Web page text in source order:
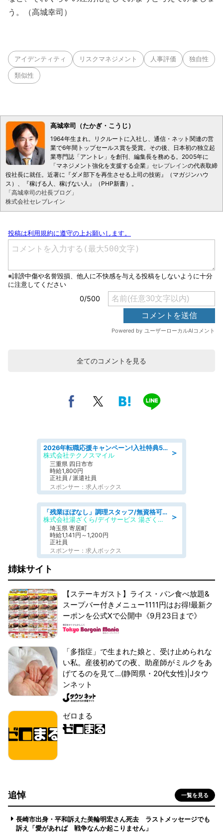
う。（高城幸司）
アイデンティティ リスクマネジメント 人事評価 独自性
類似性
高城幸司（たかぎ・こうじ）
1964年生まれ。リクルートに入社し、通信・ネット関連の営
業で6年間トップセールス賞を受賞。その後、日本初の独立起
業専門誌「アントレ」を創刊、編集長を務める。2005年に
「マネジメント強化を支援する企業」 セレブレインの代表取締
役社長に就任。近著に『ダメ部下を再生させる上司の技術』（マガジンハウ
ス）、『稼げる人、稼げない人』（PHP新書）。
「高城幸司の社長ブログ」
株式会社セレブレイン
全てのコメントを見る
＞
2026年転職応援キャンペーン!入社特典58万円/デンソーで働こう!自動車工場で小型部品の検査業務 denso aichi
株式会社テクノスマイル
三重県 四日市市
時給1,800円
正社員 / 派遣社員
スポンサー：求人ボックス
＞
「残業ほぼなし」調理スタッフ/無資格可/正職員/日勤のみ/デイサービス/社会保障完備
株式会社湯ざくら/デイサービス 湯ざくらケアリゾート
埼玉県 寄居町
時給1,141円～1,200円
正社員
スポンサー：求人ボックス
姉妹サイト
【ステーキガスト】ライス・パン食べ放題&
スープバー付きメニュー1111円はお得!最新ク
ーポンを公式Xで公開中《9月23日まで》
「多指症」で生まれた娘と、受け止められな
い私。産後初めての夜、助産師がミルクをあ
げてるのを見て...(静岡県・20代女性)|Jタウ
ンネット
ゼロまる
追悼 一覧を見る
長崎市出身・平和訴えた美輪明宏さん死去 ラストメッセージでも
訴え「愛があれば 戦争なんか起こりません」